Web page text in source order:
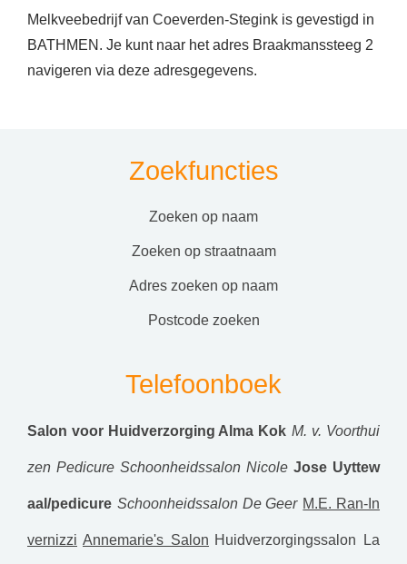
Melkveebedrijf van Coeverden-Stegink is gevestigd in
BATHMEN. Je kunt naar het adres Braakmanssteeg 2
navigeren via deze adresgegevens.
Zoekfuncties
zoeken op naam
zoeken op straatnaam
adres zoeken op naam
postcode zoeken
Telefoonboek
Salon voor Huidverzorging Alma Kok M. v. Voorthui
zen Pedicure Schoonheidssalon Nicole Jose Uyttew
aal/pedicure Schoonheidssalon De Geer M.E. Ran-In
vernizzi Annemarie's Salon Huidverzorgingssalon La